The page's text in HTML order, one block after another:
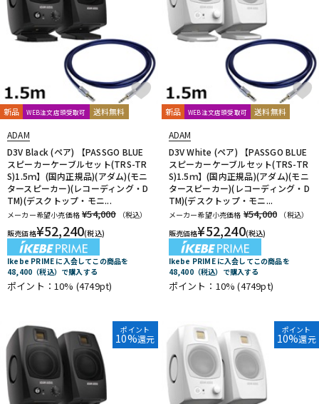
新品 WEB注文店頭受取可 送料無料
ADAM
D3V Black (ペア) 【PASSGO BLUE
スピーカーケーブルセット(TRS-TR
S)1.5ｍ】(国内正規品)(アダム)(モニ
タースピーカー)(レコーディング・D
TM)(デスクトップ・モニ...
メーカー希望小売価格 ¥54,000
（税込）
販売価格¥52,240(税込)
Ikebe PRIME に入会してこの商品を
48,400（税込）で購入する
ポイント：10% (4749pt)
新品 WEB注文店頭受取可 送料無料
ADAM
D3V White (ペア) 【PASSGO BLUE
スピーカーケーブルセット(TRS-TR
S)1.5ｍ】(国内正規品)(アダム)(モニ
タースピーカー)(レコーディング・D
TM)(デスクトップ・モニ...
メーカー希望小売価格 ¥54,000
（税込）
販売価格¥52,240(税込)
Ikebe PRIME に入会してこの商品を
48,400（税込）で購入する
ポイント：10%(4749pt)
ポイント
10%還元
ポイント
10%還元